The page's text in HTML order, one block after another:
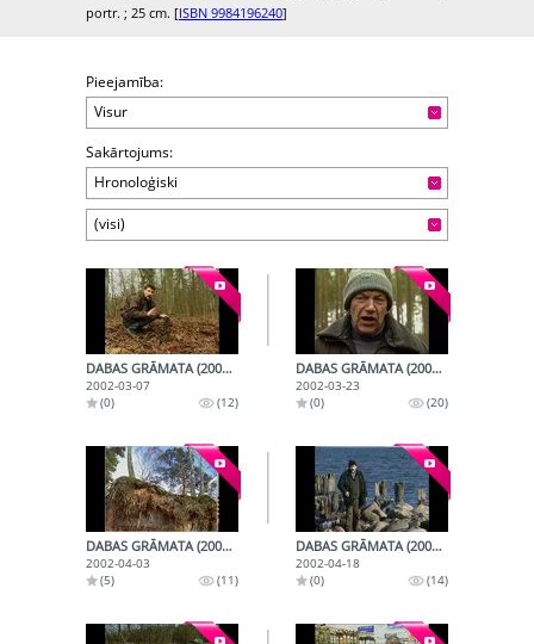
portr. ; 25 cm. [ISBN 9984196240]
Pieejamība:
Visur
Sakārtojums:
Hronoloģiski
(visi)
DABAS GRĀMATA (2002-03-07)
2002-03-07
(0)
(12)
DABAS GRĀMATA (2002-03-23)
2002-03-23
(0)
(20)
DABAS GRĀMATA (2002-04-03)
2002-04-03
(5)
(11)
DABAS GRĀMATA (2002-04-18)
2002-04-18
(0)
(14)